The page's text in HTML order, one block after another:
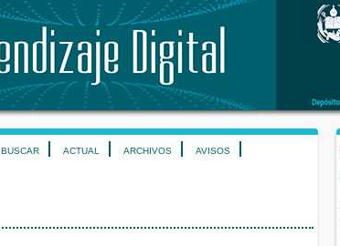
BUSCAR ACTUAL ARCHIVOS AVISOS